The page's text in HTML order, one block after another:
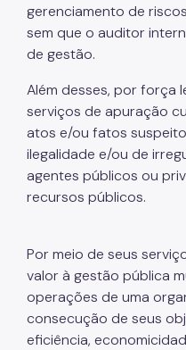
gerenciamento de
sem que o auditor
de gestão.
Além desses, por força
serviços de apuração
atos e/ou fatos
ilegalidade e/ou de
agentes públicos ou
recursos públicos.
Por meio de seus
valor à gestão pública
operações de uma
consecução de seus
eficiência,